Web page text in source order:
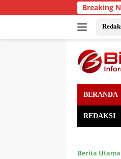
to
Breaking
BERANDA
REDAKSI
Berita Utama